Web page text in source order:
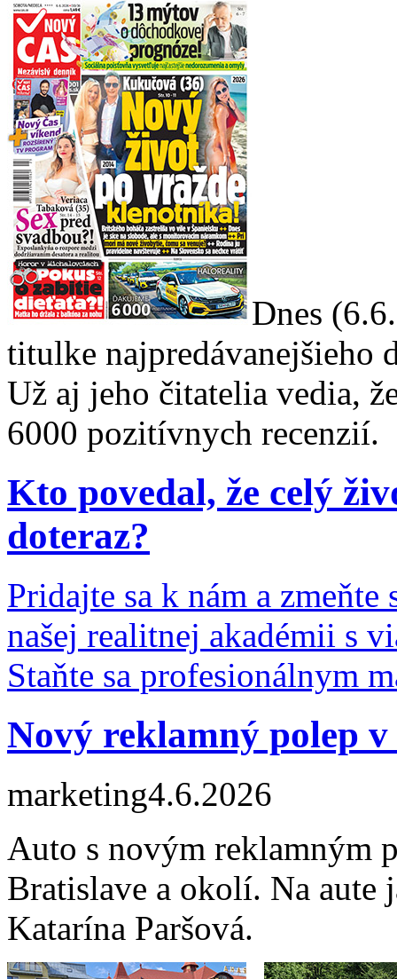
Dnes
titulke najpredávanejšieho
Už aj jeho čitatelia vedia,
6000 pozitívnych recenzií.
Kto povedal, že celý
doteraz?
Pridajte sa k nám a
našej realitnej akadémii s
Staňte sa profesionálnym
Nový reklamný polep
marketing4.6.2026
Auto s novým reklamným
Bratislave a okolí. Na aute
Katarína Paršová.